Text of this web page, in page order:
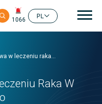
1066
PL
w leczeniu raka...
Raka W